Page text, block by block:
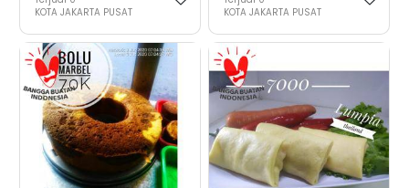
KOTA JAKARTA PUSAT
KOTA JAKARTA PUSAT